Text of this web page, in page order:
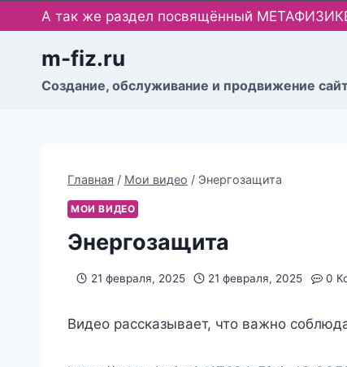
Перейти
к
содержимому
А так же раздел посвящённый
m-fiz.ru
Cоздание, обслуживание и продвижение
Главная / Мои видео / Энергозащита
МОИ ВИДЕО
Энергозащита
21 февраля, 2025 21 февраля, 2025 0
Видео рассказывает, что важно